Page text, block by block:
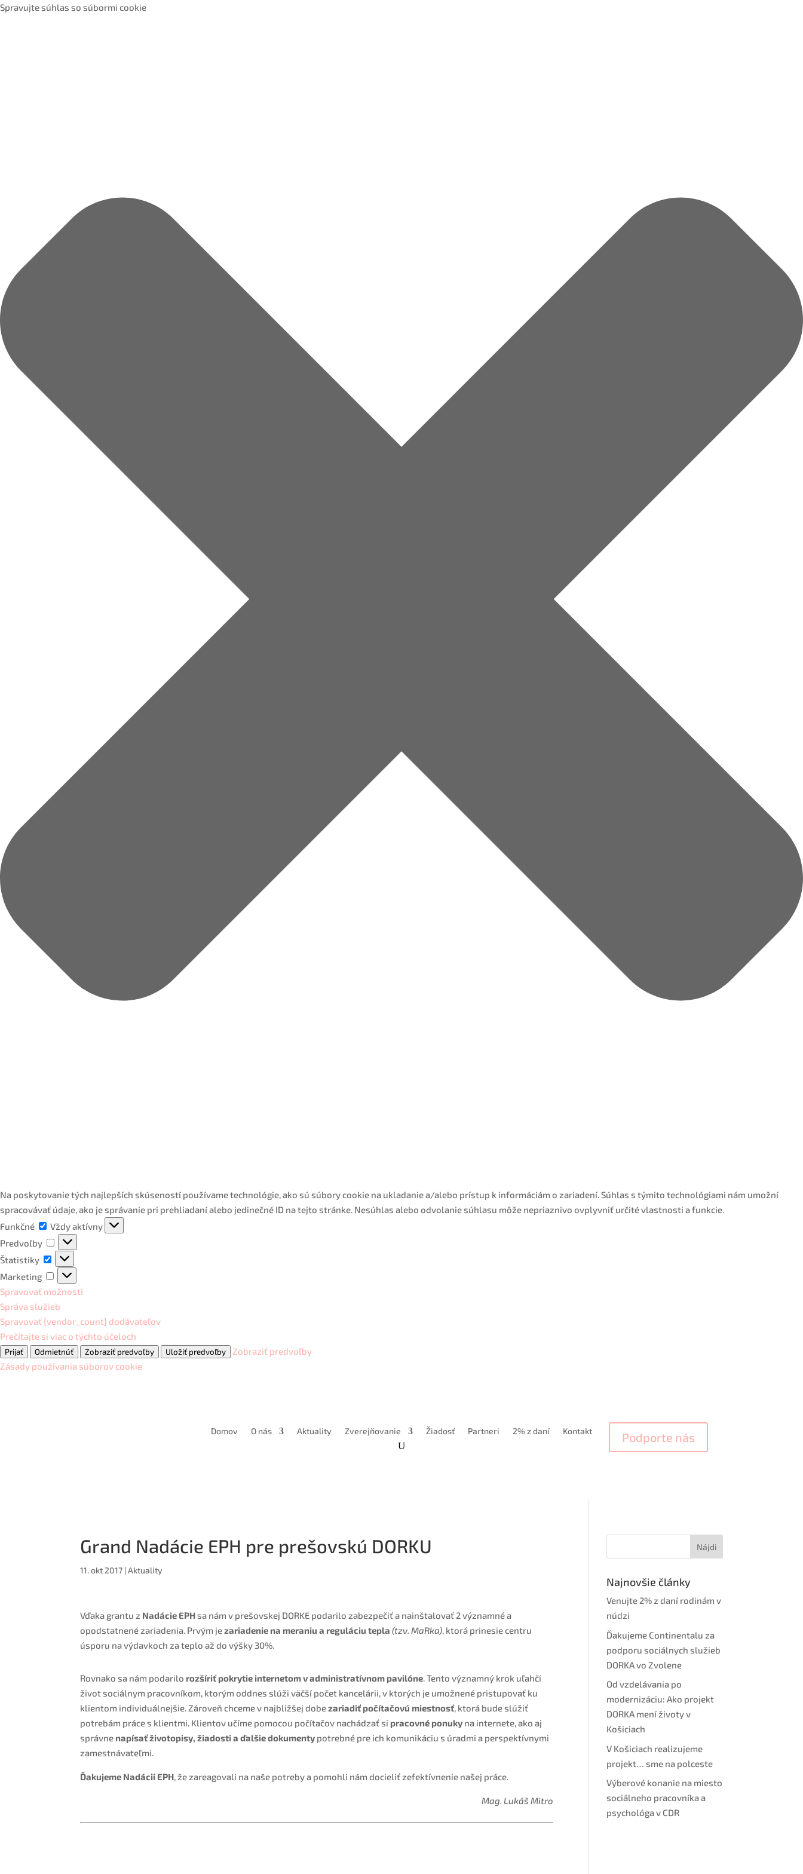
Spravujte súhlas so súbormi cookie
Na poskytovanie tých najlepších skúseností používame technológie, ako sú súbory cookie na ukladanie a/alebo prístup k informáciám o zariadení. Súhlas s týmito technológiami nám umožní
spracovávať údaje, ako je správanie pri prehliadaní alebo jedinečné ID na tejto stránke. Nesúhlas alebo odvolanie súhlasu môže nepriaznivo ovplyvniť určité vlastnosti a funkcie.
Funkčné
Funkčné
Vždy aktívny
Predvoľby
Predvoľby
Štatistiky
Štatistiky
Marketing
Marketing
Spravovať možnosti
Správa služieb
Spravovať {vendor_count} dodávateľov
Prečítajte si viac o týchto účeloch
Prijať Odmietnúť Zobraziť predvoľby Uložiť predvoľby
Zobraziť predvoľby
Zásady používania súborov cookie
Domov O nás Aktuality Zverejňovanie Žiadosť Partneri 2% z daní Kontakt Podporte nás
Grand Nadácie EPH pre prešovskú DORKU
11. okt 2017 |Aktuality
Vďaka grantu z Nadácie EPHsa nám v prešovskej DORKE podarilo zabezpečiť a nainštalovať 2 významné a
opodstatnené zariadenia. Prvým jezariadenie na meraniu a reguláciu tepla (tzv. MaRka), ktorá prinesie centru
úsporu na výdavkoch za teplo až do výšky 30%.
Rovnako sa nám podarilo rozšíriť pokrytie internetom v administratívnom pavilóne. Tento významný krok uľahčí
život sociálnym pracovníkom, ktorým oddnes slúži väčší počet kancelárii, v ktorých je umožnené pristupovať ku
klientom individuálnejšie. Zároveň chceme v najbližšej dobezariadiť počítačovú miestnosť, ktorá bude slúžiť
potrebám práce s klientmi. Klientov učíme pomocou počítačov nachádzať si pracovné ponuky na internete, ako aj
správne napísať životopisy, žiadosti a ďalšie dokumenty potrebné pre ich komunikáciu s úradmi a perspektívnymi
zamestnávateľmi.
Ďakujeme Nadácii EPH, že zareagovali na naše potreby a pomohli nám docieliť zefektívnenie našej práce.
Mag. Lukáš Mitro
Najnovšie články
Venujte 2% z daní rodinám v
núdzi
Ďakujeme Continentalu za
podporu sociálnych služieb
DORKA vo Zvolene
Od vzdelávania po
modernizáciu: Ako projekt
DORKA mení životy v
Košiciach
V Košiciach realizujeme
projekt… sme na polceste
Výberové konanie na miesto
sociálneho pracovníka a
psychológa v CDR